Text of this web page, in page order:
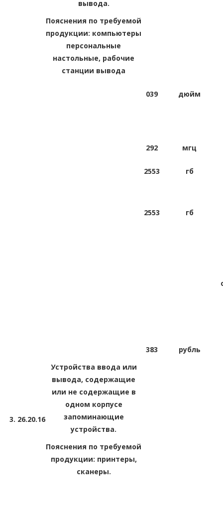
вывода.
Пояснения по требуемой
продукции: компьютеры
персональные
настольные, рабочие
станции вывода
039 дюйм
292 мгц
2553 гб
2553 гб
383 рубль
3. 26.20.16
Устройства ввода или
вывода, содержащие
или не содержащие в
одном корпусе
запоминающие
устройства.
Пояснения по требуемой
продукции: принтеры,
сканеры.